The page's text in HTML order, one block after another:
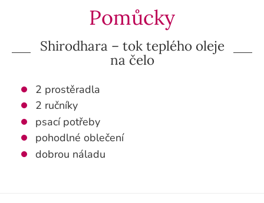
Pomůcky
Shirodhara – tok teplého oleje
na čelo
2 prostěradla
2 ručníky
psací potřeby
pohodlné oblečení
dobrou náladu